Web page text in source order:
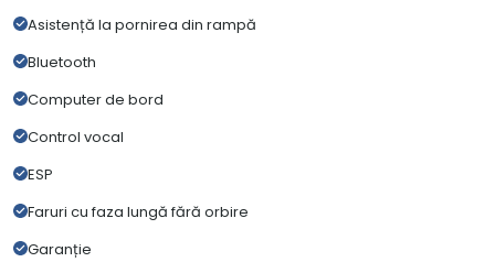
Asistență la pornirea din rampă
Bluetooth
Computer de bord
Control vocal
ESP
Faruri cu faza lungă fără orbire
Garanție